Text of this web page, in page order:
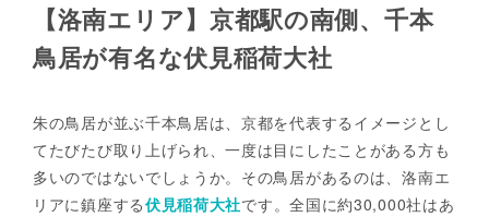
【洛南エリア】京都駅の南側、千本
鳥居が有名な伏見稲荷大社
朱の鳥居が並ぶ千本鳥居は、京都を代表するイメージとし
てたびたび取り上げられ、一度は目にしたことがある方も
多いのではないでしょうか。その鳥居があるのは、洛南エ
リアに鎮座する伏見稲荷大社です。全国に約30,000社はあ